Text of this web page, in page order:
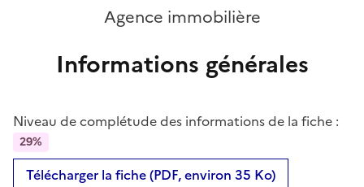
Agence immobilière
Informations générales
Niveau de complétude des informations de la fiche :
29%
Télécharger la fiche (PDF, environ 35 Ko)